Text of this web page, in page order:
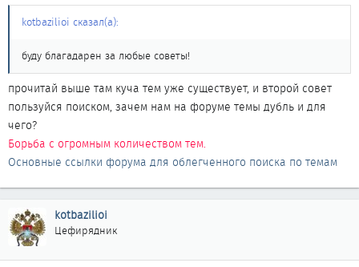
kotbazilioi сказал(а):
буду благадарен за любые советы!
прочитай выше там куча тем уже существует, и второй совет
пользуйся поиском, зачем нам на форуме темы дубль и для
чего?
Борьба с огромным количеством тем.
Основные ссылки форума для облегченного поиска по темам
kotbazilioi
Цефирядник